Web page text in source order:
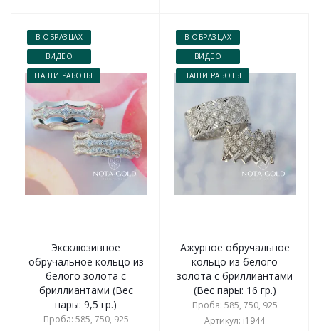
В ОБРАЗЦАХ
ВИДЕО
НАШИ РАБОТЫ
Эксклюзивное
обручальное кольцо из
белого золота с
бриллиантами (Вес
пары: 9,5 гр.)
Проба: 585, 750, 925
В ОБРАЗЦАХ
ВИДЕО
НАШИ РАБОТЫ
Ажурное обручальное
кольцо из белого
золота с бриллиантами
(Вес пары: 16 гр.)
Проба: 585, 750, 925
Артикул: i1944